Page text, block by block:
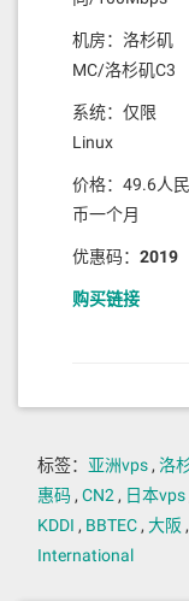
机房：洛杉矶
MC/洛杉矶C3
系统：仅限
Linux
价格：49.6人民
币一个月
优惠码： 2019
购买链接
标签： 亚洲vps , 洛
惠码 , CN2 , 日本vps
KDDI , BBTEC , 大阪 ,
International